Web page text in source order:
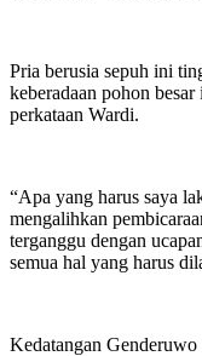
Pria berusia sepuh ini
keberadaan pohon
perkataan Wardi.
“Apa yang harus saya
mengalihkan
terganggu dengan
semua hal yang harus
Kedatangan Genderuwo